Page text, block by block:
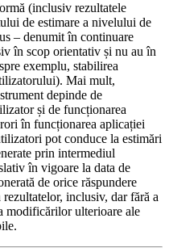
(inclusiv rezultatele
de estimare a nivelului de
– denumit în continuare
în scop orientativ și nu au în
exemplu, stabilirea
Mai mult,
depinde de
și de funcționarea
în funcționarea aplicației
pot conduce la estimări
prin intermediul
în vigoare la data de
de orice răspundere
inclusiv, dar fără a
modificărilor ulterioare ale